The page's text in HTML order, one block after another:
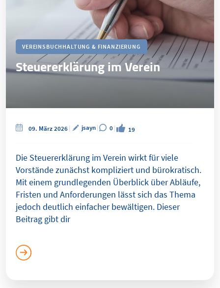
VEREINSBUCHHALTUNG & FINANZIERUNG
Steuererklärung im Verein
09. März 2026 jsayn 0 19
Die Steuererklärung im Verein wirkt für viele
Vorstände zunächst kompliziert und bürokratisch.
Mit einem grundlegenden Überblick über Abläufe,
Fristen und Anforderungen lässt sich das Thema
jedoch deutlich einfacher bewältigen. Dieser
Beitrag gibt dir